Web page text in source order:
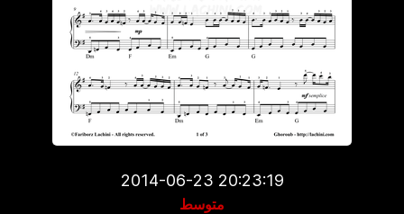
2014-06-23 20:23:19
متوسط